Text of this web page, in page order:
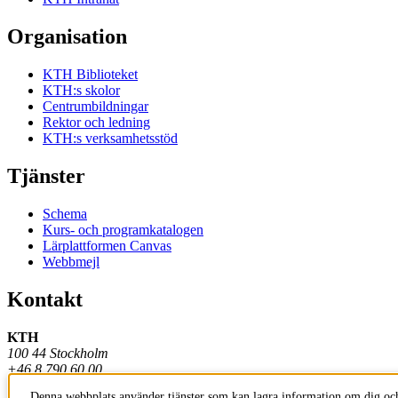
Organisation
KTH Biblioteket
KTH:s skolor
Centrumbildningar
Rektor och ledning
KTH:s verksamhetsstöd
Tjänster
Schema
Kurs- och programkatalogen
Lärplattformen Canvas
Webbmejl
Kontakt
KTH
100 44 Stockholm
+46 8 790 60 00